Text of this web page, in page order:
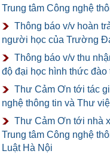
Trung tâm Công nghệ
Thông báo v/v hoàn
người học của Trường
Thông báo v/v thu
độ đại học hình thức đào
Thư Cảm Ơn tới tác
nghệ thông tin và Thư
Thư Cảm Ơn tới nhà
Trung tâm Công nghệ
Luật Hà Nội